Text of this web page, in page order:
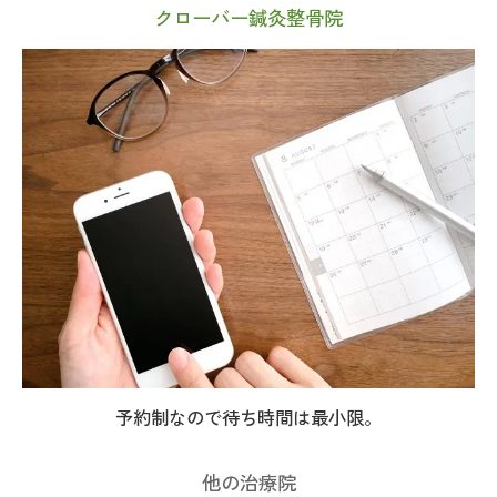
クローバー鍼灸整骨院
予約制なので待ち時間は最小限。
他の治療院